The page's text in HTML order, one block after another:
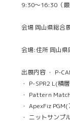
9:30～16:30（
会場 岡山県総合
会場:住所 岡山県
出展内容 ・ P-
・ P-SPR2 L(積
・ Pattern
・ ApexFiz
・ ニットサンプ